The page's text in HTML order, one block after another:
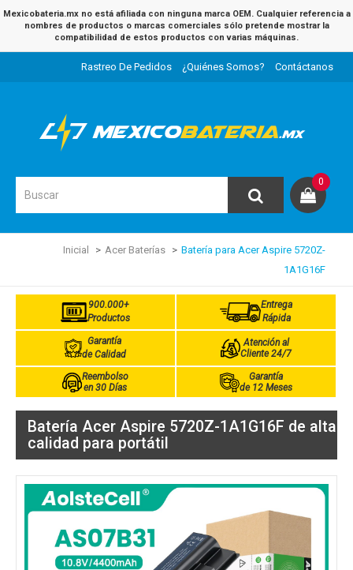
Mexicobateria.mx no está afiliada con ninguna marca OEM. Cualquier referencia a
nombres de productos o marcas comerciales sólo pretende mostrar la
compatibilidad de estos productos con varias máquinas.
Rastreo De Pedidos ¿Quiénes Somos? Contáctanos
0
Inicial Acer Baterías
Batería para Acer Aspire 5720Z-
1A1G16F
900.000+
Productos
Entrega
Rápida
Garantía
de Calidad
Atención al
Cliente 24/7
Reembolso
en 30 Días
Garantía
de 12 Meses
Batería Acer Aspire 5720Z-1A1G16F de alta
calidad para portátil